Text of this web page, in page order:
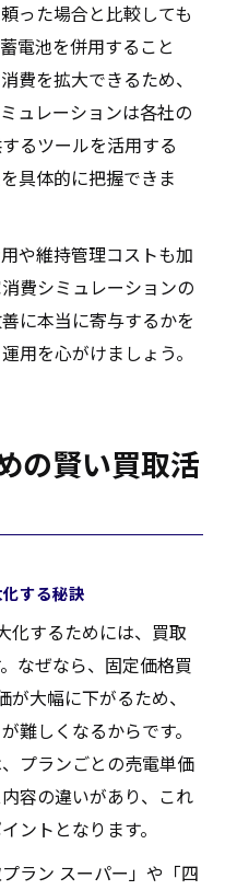
った場合と比較しても
電池を併用すること
費を拡大できるため、
ュレーションは各社の
るツールを活用する
具体的に把握できま
や維持管理コストも加
費シミュレーションの
に本当に寄与するかを
用を心がけましょう。
の賢い買取活
する秘訣
化するためには、買取
なぜなら、固定価格買
大幅に下がるため、
難しくなるからです。
プランごとの売電単価
容の違いがあり、これ
ントとなります。
ラン スーパー」や「四